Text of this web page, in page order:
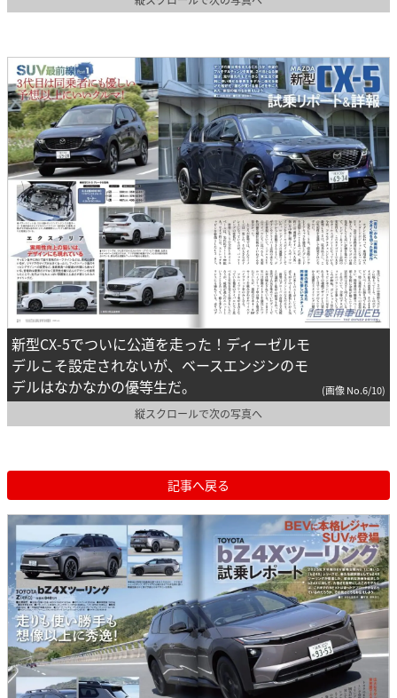
新型CX-5でついに公道を走った！ディーゼルモ
デルこそ設定されないが、ベースエンジンのモ
デルはなかなかの優等生だ。
(画像 No.6/10)
縦スクロールで次の写真へ
記事へ戻る